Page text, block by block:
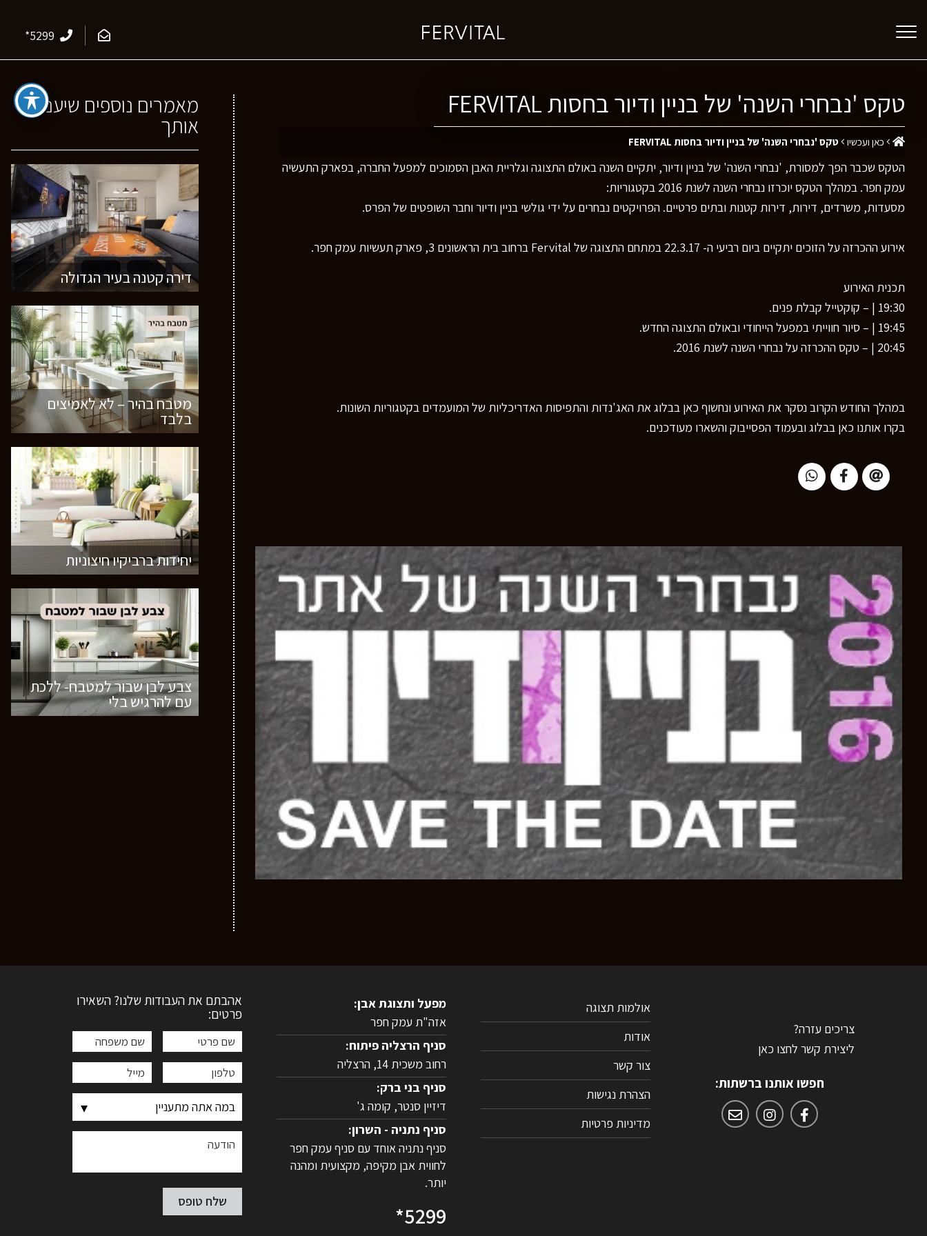
*5299
טקס 'נבחרי השנה' של בניין ודיור בחסות FERVITAL
כאן ועכשיו טקס 'נבחרי השנה' של בניין ודיור בחסות FERVITAL
הטקס שכבר הפך למסורת, 'נבחרי השנה' של בניין ודיור, יתקיים השנה באולם התצוגה וגלריית האבן הסמוכים למפעל החברה, בפארק התעשיה
עמק חפר. במהלך הטקס יוכרזו נבחרי השנה לשנת 2016 בקטגוריות:
מסעדות, משרדים, דירות, דירות קטנות ובתים פרטיים. הפרויקטים נבחרים על ידי גולשי בניין ודיור וחבר השופטים של הפרס.
אירוע ההכרזה על הזוכים יתקיים ביום רביעי ה- 22.3.17 במתחם התצוגה של Fervital ברחוב בית הראשונים 3, פארק תעשיות עמק חפר.
תכנית האירוע
19:30 | – קוקטייל קבלת פנים.
19:45 | – סיור חווייתי במפעל הייחודי ובאולם התצוגה החדש.
20:45 | – טקס ההכרזה על נבחרי השנה לשנת 2016.
במהלך החודש הקרוב נסקר את האירוע ונחשוף כאן בבלוג את האג'נדות והתפיסות האדריכליות של המועמדים בקטגוריות השונות.
בקרו אותנו כאן בבלוג ובעמוד הפסייבוק והשארו מעודכנים.
מאמרים נוספים שיעניינו
אותך
דירה קטנה בעיר הגדולה
מטבח בהיר – לא לאמיצים
בלבד
יחידות ברביקיו חיצוניות
צבע לבן שבור למטבח- ללכת
עם להרגיש בלי
צריכים עזרה?
ליצירת קשר לחצו כאן
חפשו אותנו ברשתות:
אולמות תצוגה
אודות
צור קשר
הצהרת נגישות
מדיניות פרטיות
מפעל ותצוגת אבן:
אזה"ת עמק חפר
סניף הרצליה פיתוח:
רחוב משכית 14, הרצליה
סניף בני ברק:
דיזיין סנטר, קומה ג'
סניף נתניה - השרון:
סניף נתניה אוחד עם סניף עמק חפר
לחווית אבן מקיפה, מקצועית ומהנה
יותר.
*5299
אהבתם את העבודות שלנו? השאירו
פרטים:
רוצים לדעת יותר?
השאירו פרטים ונחזור אליכם בהקדם